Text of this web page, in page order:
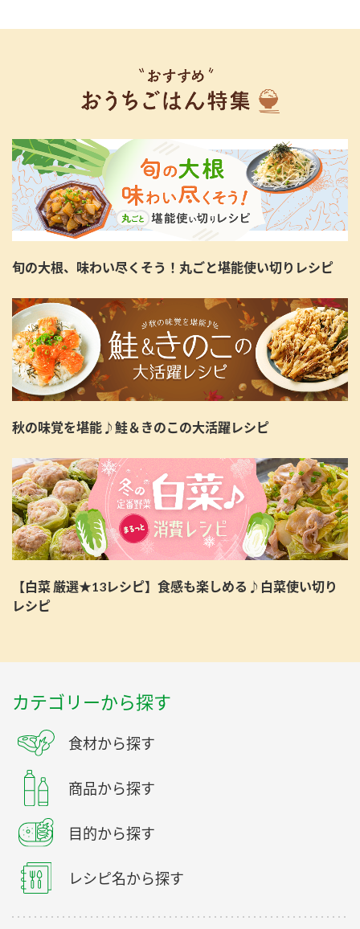
旬の大根、味わい尽くそう！丸ごと堪能使い切りレシピ
秋の味覚を堪能♪鮭＆きのこの大活躍レシピ
【白菜 厳選★13レシピ】食感も楽しめる♪白菜使い切り
レシピ
カテゴリーから探す
食材から探す
商品から探す
目的から探す
レシピ名から探す